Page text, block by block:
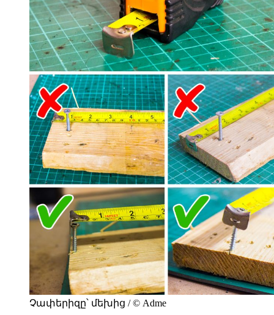
Չափերիզը՝ մեխից / © Adme